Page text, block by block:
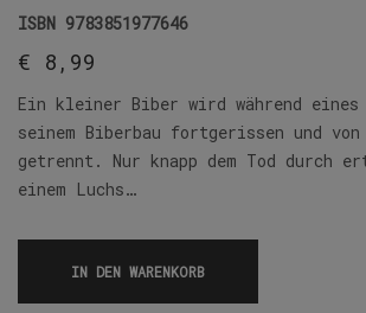
ISBN 9783851977646
€ 8,99
Ein kleiner Biber wird während eines
seinem Biberbau fortgerissen und
getrennt. Nur knapp dem Tod durch
einem Luchs…
IN DEN WARENKORB